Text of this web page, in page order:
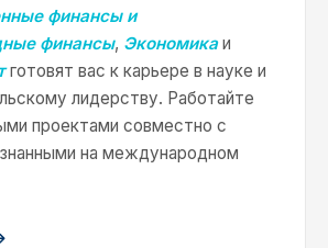
финансы и
финансы, Экономикаи
готовят вас к карьере в науке и
лидерству. Работайте
проектами совместно с
на международном